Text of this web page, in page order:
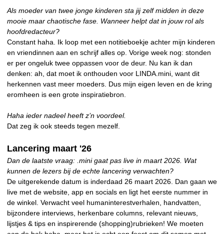
Als moeder van twee jonge kinderen sta jij zelf midden in deze
mooie maar chaotische fase. Wanneer helpt dat in jouw rol als
hoofdredacteur?
Constant haha. Ik loop met een notitieboekje achter mijn kinderen
en vriendinnen aan en schrijf alles op. Vorige week nog: stonden
er per ongeluk twee oppassen voor de deur. Nu kan ik dan
denken: ah, dat moet ik onthouden voor LINDA.mini, want dit
herkennen vast meer moeders. Dus mijn eigen leven en de kring
eromheen is een grote inspiratiebron.
Haha ieder nadeel heeft z’n voordeel.
Dat zeg ik ook steeds tegen mezelf.
Lancering maart '26
Dan de laatste vraag: .mini gaat pas live in maart 2026. Wat
kunnen de lezers bij de echte lancering verwachten?
De uitgerekende datum is inderdaad 26 maart 2026. Dan gaan we
live met de website, app en socials en ligt het eerste nummer in
de winkel. Verwacht veel humaninterestverhalen, handvatten,
bijzondere interviews, herkenbare columns, relevant nieuws,
lijstjes & tips en inspirerende (shopping)rubrieken! We moeten